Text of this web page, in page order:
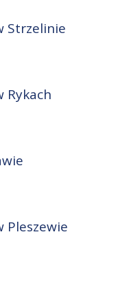
Strzelinie
Rykach
Pleszewie